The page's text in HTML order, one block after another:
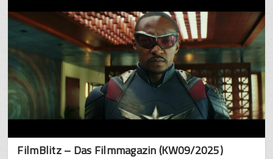
FilmBlitz – Das Filmmagazin (KW09/2025)